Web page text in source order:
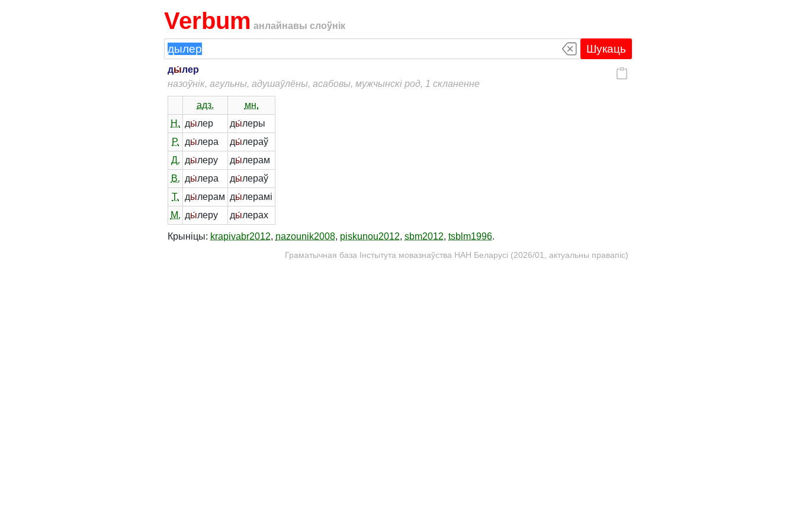
Verbum анлайнавы слоўнік
Шукаць
ды́лер
назоўнік, агульны, адушаўлёны, асабовы, мужчынскі род, 1 скланенне
адз.
мн.
Н. ды́лер ды́леры
Р.
ды́лера ды́лераў
Д. ды́леру ды́лерам
В. ды́лера ды́лераў
Т.
ды́лерам ды́лерамі
М. ды́леру ды́лерах
Крыніцы: krapivabr2012, nazounik2008, piskunou2012, sbm2012, tsblm1996.
Граматычная база Інстытута мовазнаўства НАН Беларусі (2026/01, актуальны правапіс)